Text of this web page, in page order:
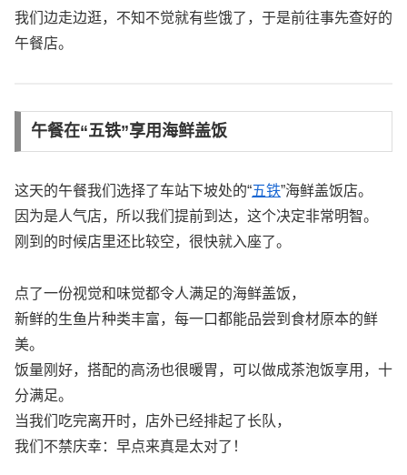
我们边走边逛，不知不觉就有些饿了，于是前往事先查好的
午餐店。
午餐在“五铁”享用海鲜盖饭
这天的午餐我们选择了车站下坡处的“五铁”海鲜盖饭店。
因为是人气店，所以我们提前到达，这个决定非常明智。
刚到的时候店里还比较空，很快就入座了。
点了一份视觉和味觉都令人满足的海鲜盖饭，
新鲜的生鱼片种类丰富，每一口都能品尝到食材原本的鲜
美。
饭量刚好，搭配的高汤也很暖胃，可以做成茶泡饭享用，十
分满足。
当我们吃完离开时，店外已经排起了长队，
我们不禁庆幸：早点来真是太对了！